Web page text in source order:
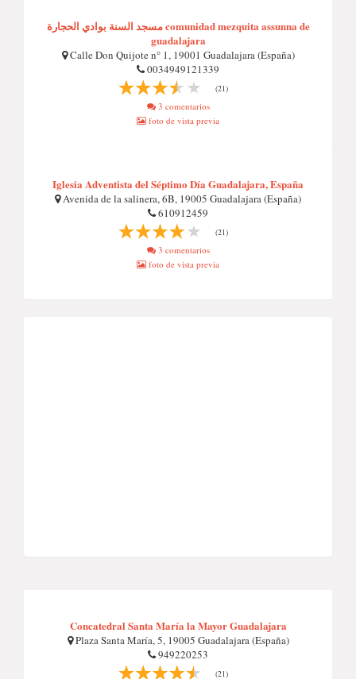
مسجد السنة بوادي الحجارة comunidad mezquita assunna de
guadalajara
Calle Don Quijote n° 1, 19001 Guadalajara (España)
0034949121339
(21)
3 comentarios
foto de vista previa
Iglesia Adventista del Séptimo Día Guadalajara, España
Avenida de la salinera, 6B, 19005 Guadalajara (España)
610912459
(21)
3 comentarios
foto de vista previa
Concatedral Santa María la Mayor Guadalajara
Plaza Santa María, 5, 19005 Guadalajara (España)
949220253
(21)